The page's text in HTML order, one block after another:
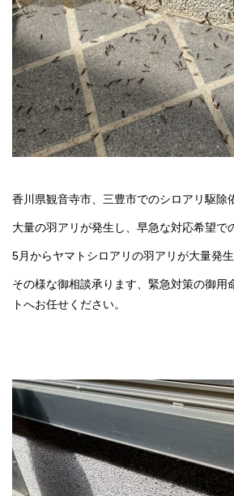
香川県観音寺市、三豊市でのシロアリ駆除
大量の羽アリが発生し、早急な対応希望で
5月からヤマトシロアリの羽アリが大量発生
その様な御相談承ります、緊急対策の御用
トへお任せください。